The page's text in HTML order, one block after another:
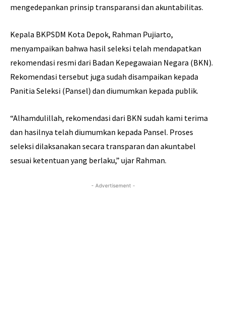
mengedepankan prinsip transparansi dan akuntabilitas.
Kepala BKPSDM Kota Depok, Rahman Pujiarto,
menyampaikan bahwa hasil seleksi telah mendapatkan
rekomendasi resmi dari Badan Kepegawaian Negara (BKN).
Rekomendasi tersebut juga sudah disampaikan kepada
Panitia Seleksi (Pansel) dan diumumkan kepada publik.
“Alhamdulillah, rekomendasi dari BKN sudah kami terima
dan hasilnya telah diumumkan kepada Pansel. Proses
seleksi dilaksanakan secara transparan dan akuntabel
sesuai ketentuan yang berlaku,” ujar Rahman.
- Advertisement -